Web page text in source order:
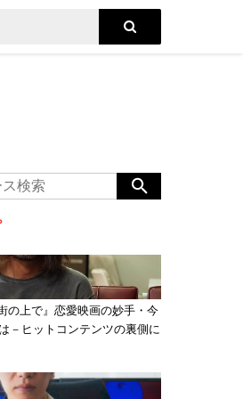
の上で』恋愛映画の妙手・今
－ヒットコンテンツの裏側に